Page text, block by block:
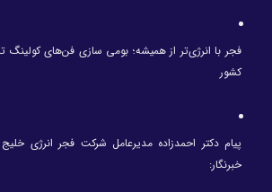
فجر با انرژی‌تر از همیشه؛ بومی سازی فن‌های کولینگ
کشور
پیام دکتر احمدزاده مدیرعامل شرکت فجر انرژی
خبرنگار: